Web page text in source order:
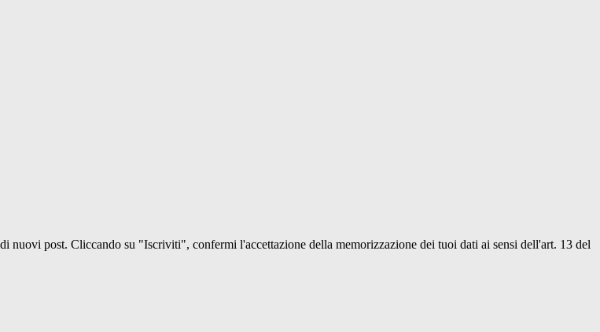
post. Cliccando su "Iscriviti", confermi l'accettazione della memorizzazione dei tuoi dati ai sensi dell'art. 13 del